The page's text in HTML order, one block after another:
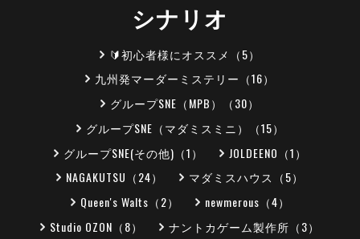
シナリオ
🔰初心者様にオススメ（5）
九州発マーダーミステリー（16）
グループSNE（MPB）（30）
グループSNE（マダミスミニ）（15）
グループSNE(その他)（1）
JOLDEENO（1）
NAGAKUTSU（24）
マダミスハウス（5）
Queen's Walts（2）
newmerous（4）
Studio OZON（8）
ナントカゲーム製作所（3）